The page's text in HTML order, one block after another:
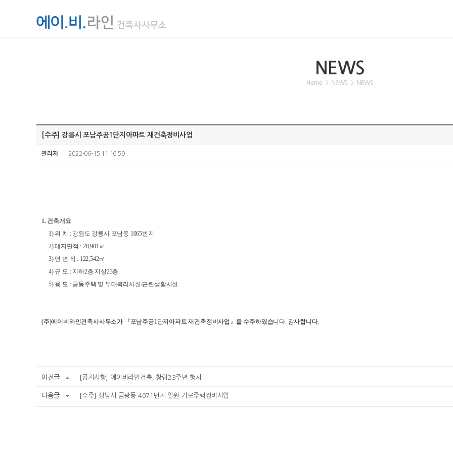
NEWS
Home > NEWS > NEWS
[수주] 강릉시 포남주공1단지아파트 재건축정비사업
관리자 2022-06-15 11:16:59
1. 건축개요
1) 위 치 : 강원도 강릉시 포남동 1065번지
2) 대지면적 : 28,901㎡
3) 연 면 적 : 122,542㎡
4) 규 모 : 지하2층 지상23층
5) 용 도 : 공동주택 및 부대복리시설/근린생활시설
(주)에이비라인건축사사무소가 『포남주공1단지아파트 재건축정비사업』을 수주하였습니다. 감사합니다.
이전글 [공지사항] 에이비라인건축, 창립23주년 행사
다음글 [수주] 성남시 금광동 4071번지 일원 가로주택정비사업